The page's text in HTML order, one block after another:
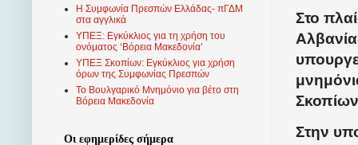
Στο
Στην
Η Συμφωνία Πρεσπών Ελλάδας- πΓΔΜ
στα αγγλικά
ΥΠΕΞ: Εγκύκλιος για τη χρήση του
ονόματος ‘Βόρεια Μακεδονία’
ΥΠΕΞ Σκοπίων: Εγκύκλιος για χρήση
όρων της Συμφωνίας Πρεσπών
Το Βουλγαρικό Μνημόνιο για βέτο στη
Βόρεια Μακεδονία
Οι εφημερίδες σήμερα